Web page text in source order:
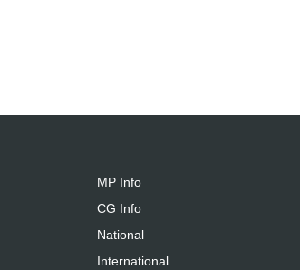
MP Info
CG Info
National
International